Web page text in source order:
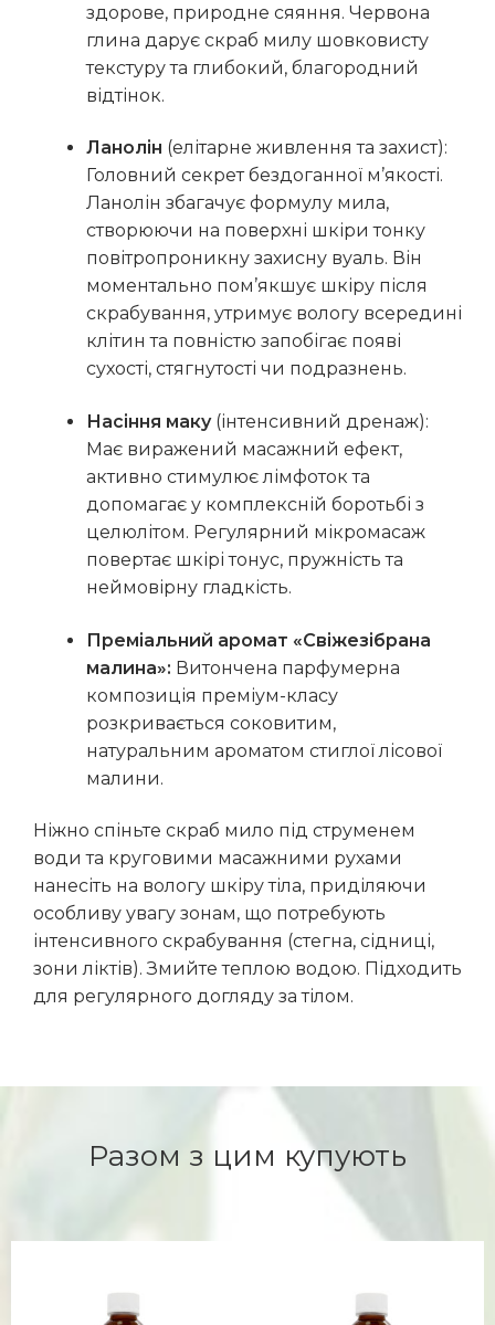
здорове, природне сяяння. Червона
глина дарує скраб милу шовковисту
текстуру та глибокий, благородний
відтінок.
Ланолін (елітарне живлення та захист):
Головний секрет бездоганної м’якості.
Ланолін збагачує формулу мила,
створюючи на поверхні шкіри тонку
повітропроникну захисну вуаль. Він
моментально пом’якшує шкіру після
скрабування, утримує вологу всередині
клітин та повністю запобігає появі
сухості, стягнутості чи подразнень.
Насіння маку (інтенсивний дренаж):
Має виражений масажний ефект,
активно стимулює лімфоток та
допомагає у комплексній боротьбі з
целюлітом. Регулярний мікромасаж
повертає шкірі тонус, пружність та
неймовірну гладкість.
Преміальний аромат «Свіжезібрана
малина»: Витончена парфумерна
композиція преміум-класу
розкривається соковитим,
натуральним ароматом стиглої лісової
малини.
Ніжно спіньте скраб мило під струменем
води та круговими масажними рухами
нанесіть на вологу шкіру тіла, приділяючи
особливу увагу зонам, що потребують
інтенсивного скрабування (стегна, сідниці,
зони ліктів). Змийте теплою водою. Підходить
для регулярного догляду за тілом.
Разом з цим купують